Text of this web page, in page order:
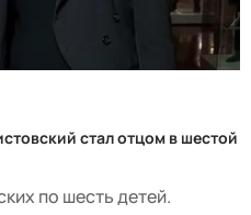
стал отцом в шестой
по шесть детей.